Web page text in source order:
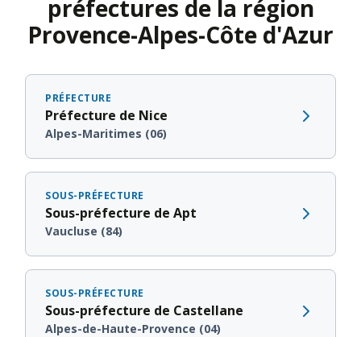
préfectures de la région
Provence-Alpes-Côte d'Azur
PRÉFECTURE
Préfecture de Nice
Alpes-Maritimes (06)
SOUS-PRÉFECTURE
Sous-préfecture de Apt
Vaucluse (84)
SOUS-PRÉFECTURE
Sous-préfecture de Castellane
Alpes-de-Haute-Provence (04)